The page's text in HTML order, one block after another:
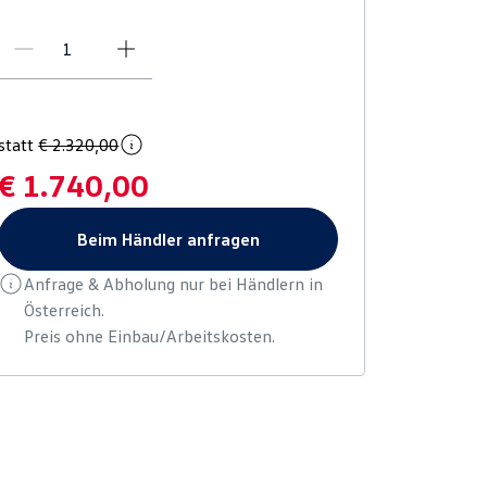
€ 2.320,00
1.740,00
Beim Händler anfragen
Anfrage & Abholung nur bei Händlern in
Österreich.
Preis ohne Einbau/Arbeitskosten.